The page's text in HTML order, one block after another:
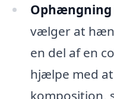
Ophængning
vælger at
en del af en
hjælpe med
komposition,